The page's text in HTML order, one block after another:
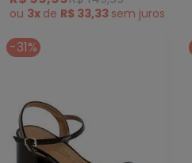
ou 3x de R$ 33,33 sem juros
-31%